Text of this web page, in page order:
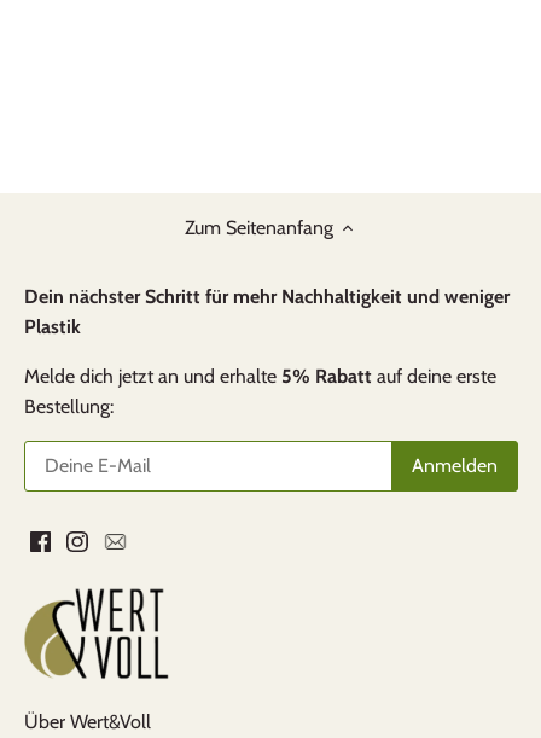
Ich bin 100% zufrieden mit diesem Produkt
Handhabung, gute Qualität und Ausführung.
Alles bestens
Rasche und unkomplizierte Lieferung. Hat
super geklappt. Gerne wieder
Zum Seitenanfang
Dein nächster Schritt für mehr Nachhaltigkeit und weniger
Plastik
Melde dich jetzt an und erhalte 5% Rabatt auf deine erste
Bestellung:
Über Wert&Voll